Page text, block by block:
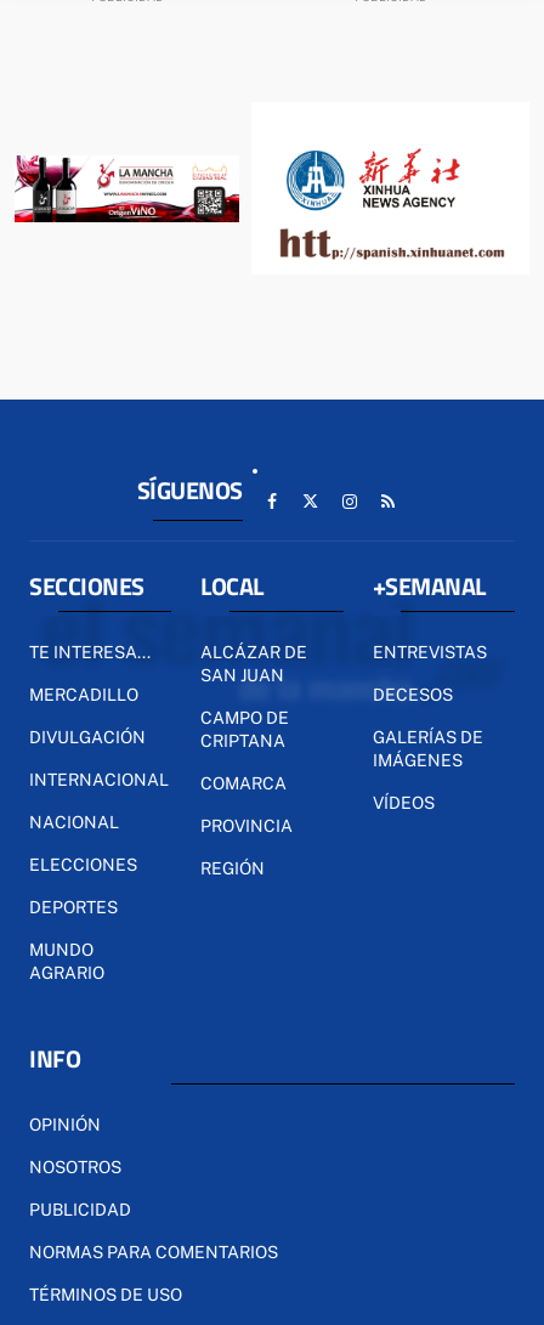
SÍGUENOS
SECCIONES
TE INTERESA...
MERCADILLO
DIVULGACIÓN
INTERNACIONAL
NACIONAL
ELECCIONES
DEPORTES
MUNDO
AGRARIO
LOCAL
ALCÁZAR DE
SAN JUAN
CAMPO DE
CRIPTANA
COMARCA
PROVINCIA
REGIÓN
+SEMANAL
ENTREVISTAS
DECESOS
GALERÍAS DE
IMÁGENES
VÍDEOS
INFO
OPINIÓN
NOSOTROS
PUBLICIDAD
NORMAS PARA COMENTARIOS
TÉRMINOS DE USO